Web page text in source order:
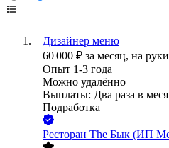
Дизайнер меню
60 000 ₽ за месяц, на руки
Опыт 1-3 года
Можно удалённо
Выплаты: Два раза в
Подработка
Ресторан The Бык (ИП